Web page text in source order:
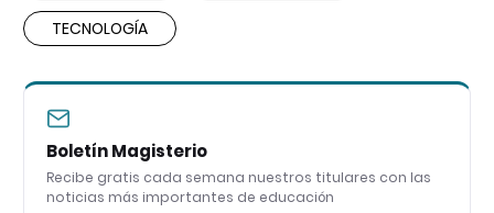
TECNOLOGÍA
Boletín Magisterio
Recibe gratis cada semana nuestros titulares con las
noticias más importantes de educación